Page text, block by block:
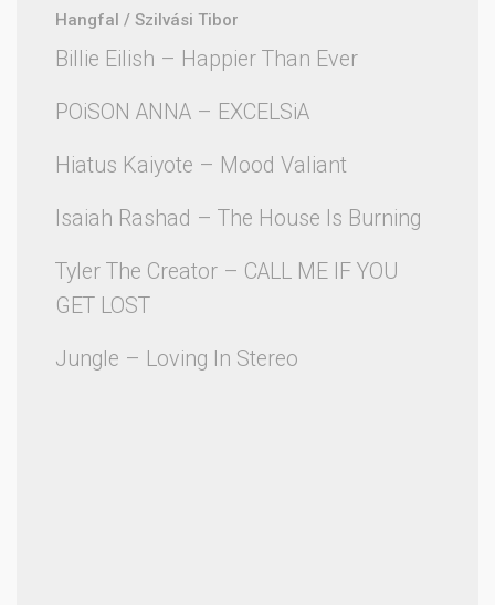
Hangfal / Szilvási Tibor
Billie Eilish – Happier Than Ever
POiSON ANNA – EXCELSiA
Hiatus Kaiyote – Mood Valiant
Isaiah Rashad – The House Is Burning
Tyler The Creator – CALL ME IF YOU
GET LOST
Jungle – Loving In Stereo